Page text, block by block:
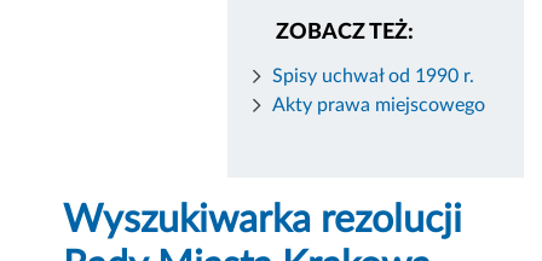
ZOBACZ TEŻ:
Spisy uchwał od 1990 r.
Akty prawa miejscowego
Wyszukiwarka rezolucji